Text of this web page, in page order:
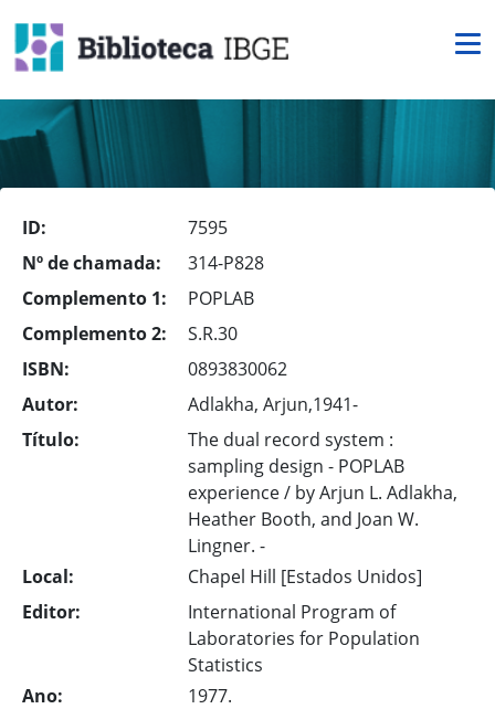
ID:
7595
Nº de chamada:
314-P828
Complemento 1:
POPLAB
Complemento 2:
S.R.30
ISBN:
0893830062
Autor:
Adlakha, Arjun,1941-
Título:
The dual record system :
sampling design - POPLAB
experience / by Arjun L. Adlakha,
Heather Booth, and Joan W.
Lingner. -
Local:
Chapel Hill [Estados Unidos]
Editor:
International Program of
Laboratories for Population
Statistics
Ano:
1977.